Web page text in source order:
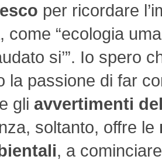
per ricordare
come “ecologia
si’”. Io spero
la passione di far
gli avvertimenti
soltanto, offre le
, a